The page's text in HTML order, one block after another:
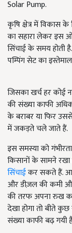
Solar Pump.
कृषि क्षेत्र में विकास
का सहारा लेकर इस
सिंचाई के समय होती
पम्पिंग सेट का
जिसका खर्च हर कोई
की संख्या काफी
के बराबर या फिर
में जकड़ते चले जाते हैं.
इस समस्या को
किसानों के सामने
सिंचाईकर सकते हैं.
और डीज़ल की कमी
की तरफ अपना रुख
देखा होगा तो बीते
संख्या काफी बढ़ गयी